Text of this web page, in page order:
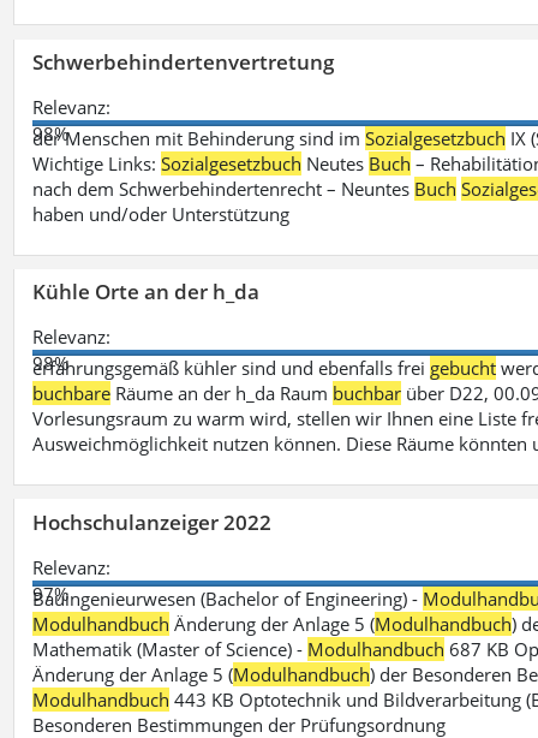
Schwerbehindertenvertretung
Relevanz:
98%
der Menschen mit Behinderung sind imSozialgesetzbuch IX
Wichtige Links:Sozialgesetzbuch Neutes Buch –
nach dem Schwerbehindertenrecht – Neuntes Buch
haben und/oder Unterstützung
Kühle Orte an der h_da
Relevanz:
98%
erfahrungsgemäß kühler sind und ebenfalls frei gebucht
buchbare Räume an der h_da Raum buchbar über D22,
Vorlesungsraum zu warm wird, stellen wir Ihnen eine Liste
Ausweichmöglichkeit nutzen können. Diese Räume könnten
Hochschulanzeiger 2022
Relevanz:
97%
Bauingenieurwesen (Bachelor of Engineering) -
Modulhandbuch Änderung der Anlage 5 (Modulhandbuch)
Mathematik (Master of Science) - Modulhandbuch 687 KB
Änderung der Anlage 5 (Modulhandbuch) der Besonderen
Modulhandbuch 443 KB Optotechnik und Bildverarbeitung
Besonderen Bestimmungen der Prüfungsordnung